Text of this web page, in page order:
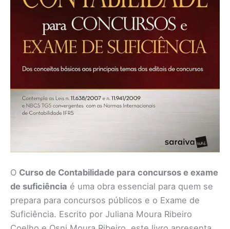
O Curso de Contabilidade para concursos e exame
de suficiência é uma obra essencial para quem se
prepara para concursos públicos e o Exame de
Suficiência. Escrito por Juliana Moura Ribeiro